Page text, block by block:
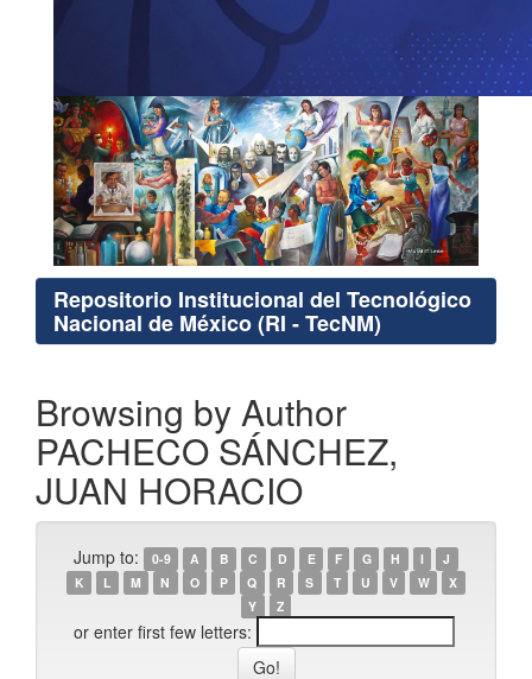
Repositorio Institucional del Tecnológico
Nacional de México (RI - TecNM)
Browsing by Author
PACHECO SÁNCHEZ,
JUAN HORACIO
Jump to: 0-9 A B C D E F G H I
J
K
L M N O P Q R S T U V W
X
Y
Z
or enter first few letters: